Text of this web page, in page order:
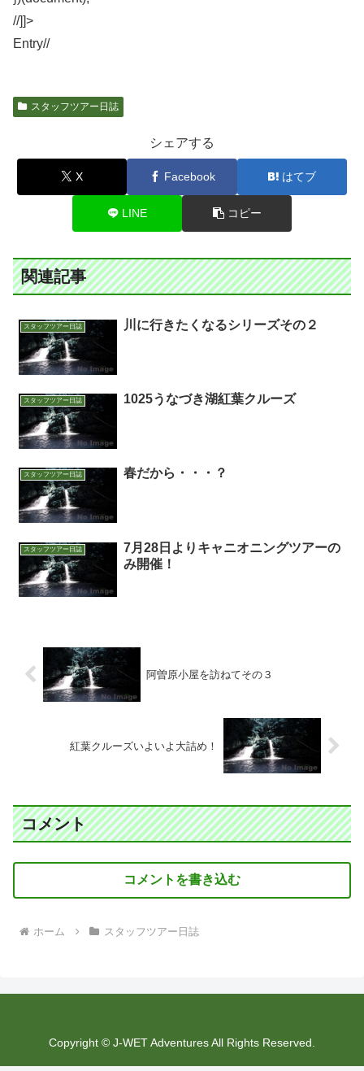
//]]>
Entry//
スタッフツアー日誌
シェアする
X Facebook はてブ
LINE コピー
関連記事
スタッフツアー日誌 川に行きたくなるシリーズその２
スタッフツアー日誌 1025うなづき湖紅葉クルーズ
スタッフツアー日誌 春だから・・・？
スタッフツアー日誌
7月28日よりキャニオニングツアーの
み開催！
阿曽原小屋を訪ねてその３
紅葉クルーズいよいよ大詰め！
コメント
コメントを書き込む
ホーム スタッフツアー日誌
Copyright © J-WET Adventures All Rights Reserved.